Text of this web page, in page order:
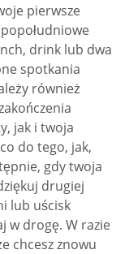
pierwsze
drink lub dwa
spotkania
również
jak i twoja
do tego, jak,
gdy twoja
drugiej
lub uścisk
w drogę. W razie
chcesz znowu